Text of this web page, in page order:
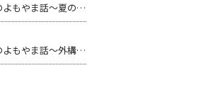
なかむら総建のよもやま話～夏の外構工事で考えたい快適な外まわりづくり
なかむら総建のよもやま話～外構工事に求められる専門性とは